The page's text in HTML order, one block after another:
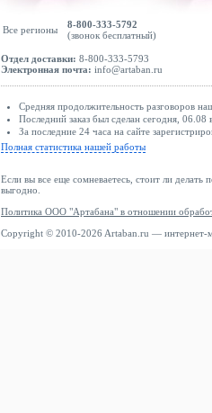
Все регионы
8-800-333-5792
(звонок бесплатный)
Отдел доставки: 8-800-333-5793
Электронная почта: info@artaban.ru
Средняя продолжительность разговоров
Последний заказ был сделан сегодня, 06.08
За последние 24 часа на сайте
Полная статистика нашей работы
Если вы все еще сомневаетесь, стоит ли делать
выгодно.
Политика ООО "Артабана" в отношении
Copyright © 2010-2026 Artaban.ru — интернет-